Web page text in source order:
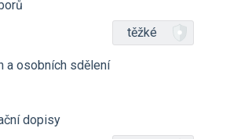
těžké
a osobních sdělení
dopisy